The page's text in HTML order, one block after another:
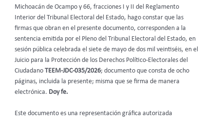
Michoacán de Ocampo y 66, fracciones I y II del Reglamento
Interior del Tribunal Electoral del Estado, hago constar que las
firmas que obran en el presente documento, corresponden a la
sentencia emitida por el Pleno del Tribunal Electoral del Estado, en
sesión pública celebrada el siete de mayo de dos mil veintiséis, en el
Juicio para la Protección de los Derechos Político-Electorales del
Ciudadano TEEM-JDC-035/2026; documento que consta de ocho
páginas, incluida la presente; misma que se firma de manera
electrónica. Doy fe.
Este documento es una representación gráfica autorizada